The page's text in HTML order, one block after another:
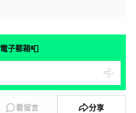
子郵箱📮
看留言 分享